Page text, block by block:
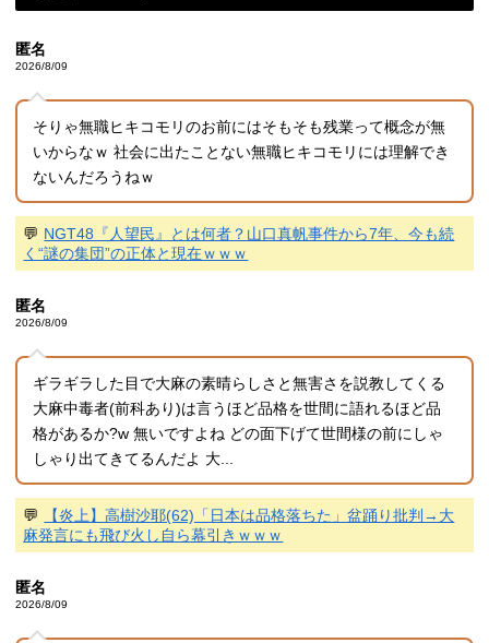
匿名
2026/8/09
そりゃ無職ヒキコモリのお前にはそもそも残業って概念が無
いからなｗ 社会に出たことない無職ヒキコモリには理解でき
ないんだろうねｗ
💬 NGT48『人望民』とは何者？山口真帆事件から7年、今も続
く“謎の集団”の正体と現在ｗｗｗ
匿名
2026/8/09
ギラギラした目で大麻の素晴らしさと無害さを説教してくる
大麻中毒者(前科あり)は言うほど品格を世間に語れるほど品
格があるか?w 無いですよね どの面下げて世間様の前にしゃ
しゃり出てきてるんだよ 大...
💬
【炎上】高樹沙耶(62)「日本は品格落ちた」盆踊り批判→大
麻発言にも飛び火し自ら幕引きｗｗｗ
匿名
2026/8/09